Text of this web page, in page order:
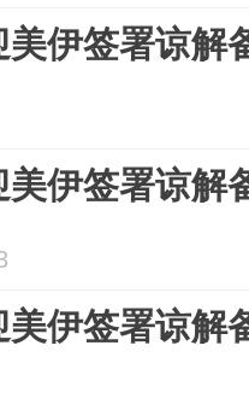
美伊签署谅解
美伊签署谅解
美伊签署谅解